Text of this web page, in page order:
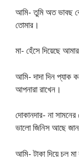
আমি- তুমি অত ভাবছ
তোমার।
মা- হেঁসে দিয়েছে
আমি- দাদা দিন প্যাক
আপনারা রাখেন।
দোকানদার- না
ভালো জিনিস আছে জান
আমি- টাকা দিয়ে চল